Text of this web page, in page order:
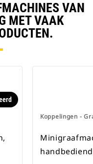
VAN
MET VAAK
Koppelingen -
handbediend